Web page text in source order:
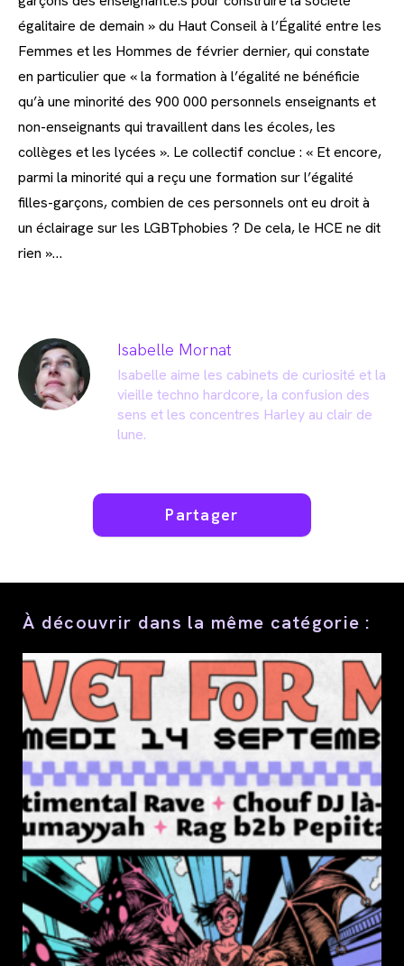
égalitaire de demain » du Haut Conseil à l’Égalité entre les
Femmes et les Hommes de février dernier, qui constate
en particulier que « la formation à l’égalité ne bénéficie
qu’à une minorité des 900 000 personnels enseignants et
non-enseignants qui travaillent dans les écoles, les
collèges et les lycées ». Le collectif conclue : « Et encore,
parmi la minorité qui a reçu une formation sur l’égalité
filles-garçons, combien de ces personnels ont eu droit à
un éclairage sur les LGBTphobies ? De cela, le HCE ne dit
rien »…
Isabelle Mornat
Isabelle aime les cabinets de curiosité et la
vieille techno hardcore, la confusion des
sens et les concentres Harley au clair de
lune.
Partager
Partager
À découvrir dans la même catégorie :